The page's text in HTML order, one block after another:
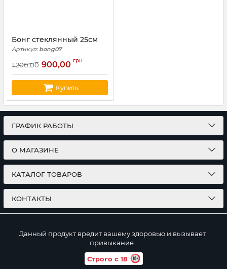
Бонг стеклянный 25см
Артикул:bong07
1 200,00 900,00 грн
Купить
ГРАФИК РАБОТЫ
О МАГАЗИНЕ
КАТАЛОГ ТОВАРОВ
КОНТАКТЫ
Данный продукт вредит вашему здоровью и вызывает
привыкание.
Строго с 18